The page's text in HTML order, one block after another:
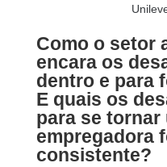
Como o setor
encara os
dentro e para
E quais os
para se tornar
empregadora
consistente?